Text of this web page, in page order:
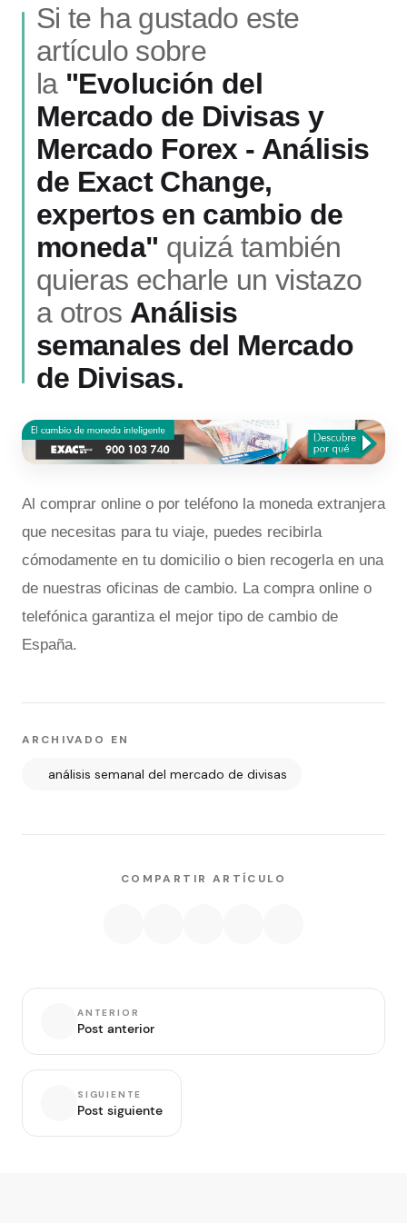
Si te ha gustado este
artículo sobre
la "Evolución del
Mercado de Divisas y
Mercado Forex - Análisis
de Exact Change,
expertos en cambio de
moneda" quizá también
quieras echarle un vistazo
a otros Análisis
semanales del Mercado
de Divisas.
Al comprar online o por teléfono la moneda extranjera
que necesitas para tu viaje, puedes recibirla
cómodamente en tu domicilio o bien recogerla en una
de nuestras oficinas de cambio. La compra online o
telefónica garantiza el mejor tipo de cambio de
España.
ARCHIVADO EN
análisis semanal del mercado de divisas
COMPARTIR ARTÍCULO
ANTERIOR
Post anterior
SIGUIENTE
Post siguiente